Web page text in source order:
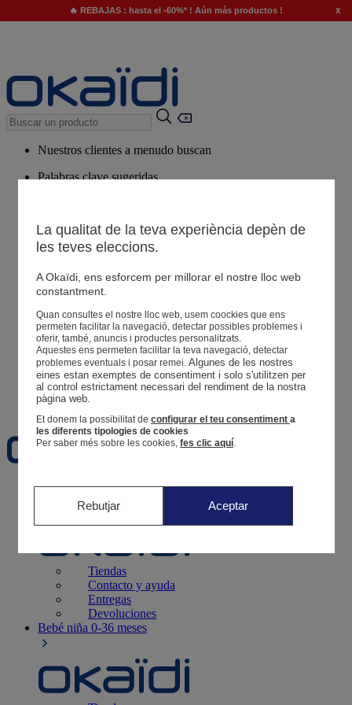
🔥 REBAJAS : hasta el -60%* ! Aún más productos ! x
Nuestros clientes a menudo buscan
Palabras clave sugeridas
Productos sugeridos
Ver todos los productos
Tu información
Tus pedidos
Cesta
Favoritos
Recién nacido0-12 meses
Tiendas
Contacto y ayuda
Entregas
Devoluciones
Bebé niña 0-36 meses
La qualitat de la teva experiència depèn de
les teves eleccions.
A Okaïdi, ens esforcem per millorar el nostre lloc web
constantment.
Quan consultes el nostre lloc web, usem coockies que ens
permeten facilitar la navegació, detectar possibles problemes i
oferir, també, anuncis i productes personalitzats.
Aquestes ens permeten facilitar la teva navegació, detectar
problemes eventuals i posar remei.Algunes de les nostres
eines estan exemptes de consentiment i solo s'utilitzen per
al control estrictament necessari del rendiment de la nostra
pàgina web.
Et donem la possibilitat deconfigurar el teu consentimenta
les diferents tipologies de cookies
Per saber més sobre les cookies,fes clic aquí
Rebutjar Aceptar